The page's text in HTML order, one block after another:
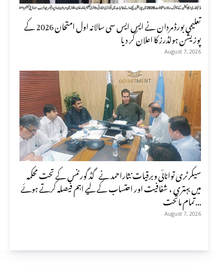
تعلیمی بورڈ مردان نے ایس ایس سی سالانہ اول امتحان 2026 کے
پوزیشن ہولڈرز کا اعلان کر دیا
August 7, 2026
سیکرٹری توانائی وبرقیات نثاراحمد نے گڈ گورننس کے تحت محکمہ
میں بہتری ، شفافیت اور احتساب کے لیے اہم فیصلہ کرتے ہوئے
تمام ماتحت...
August 7, 2026